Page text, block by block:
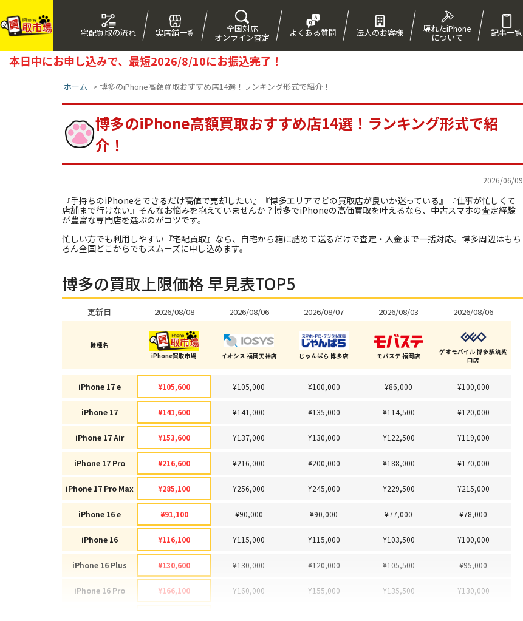
宅配買取の流れ 実店舗一覧 全国対応
オンライン査定 よくある質問 法人のお客様 壊れたiPhone
について 記事一覧
本日中にお申し込みで、最短2026/8/10にお振込完了！
ホーム > 博多のiPhone高額買取おすすめ店14選！ランキング形式で紹介！
博多のiPhone高額買取おすすめ店14選！ランキング形式で紹
介！
2026/06/09
『手持ちのiPhoneをできるだけ高値で売却したい』『博多エリアでどの買取店が良いか迷っている』『仕事が忙しくて
店舗まで行けない』そんなお悩みを抱えていませんか？博多でiPhoneの高価買取を叶えるなら、中古スマホの査定経験
が豊富な専門店を選ぶのがコツです。
忙しい方でも利用しやすい『宅配買取』なら、自宅から箱に詰めて送るだけで査定・入金まで一括対応。博多周辺はもち
ろん全国どこからでもスムーズに申し込めます。
博多の買取上限価格 早見表TOP5
更新日
機種名
iPhone 17 e
iPhone 17
iPhone 17 Air
iPhone 17 Pro
iPhone 17 Pro Max
iPhone 16 e
iPhone 16
iPhone 16 Plus
iPhone 16 Pro
2026/08/08
iPhone買取市場
¥105,600
¥141,600
¥153,600
¥216,600
¥285,100
¥91,100
¥116,100
¥130,600
¥166,100
2026/08/06
イオシス 福岡天神店
¥105,000
¥141,000
¥137,000
¥216,000
¥256,000
¥90,000
¥115,000
¥130,000
¥160,000
2026/08/07
じゃんぱら 博多店
¥100,000
¥135,000
¥130,000
¥200,000
¥245,000
¥90,000
¥115,000
¥120,000
¥155,000
2026/08/03
モバステ 福岡店
¥86,000
¥114,500
¥122,500
¥188,000
¥229,500
¥77,000
¥103,500
¥105,500
¥135,500
2026/08/06
ゲオモバイル 博多駅筑紫
口店
¥100,000
¥120,000
¥119,000
¥170,000
¥215,000
¥78,000
¥100,000
¥95,000
¥130,000